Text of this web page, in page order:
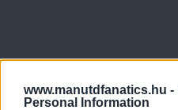
www.manutdfanatics.hu -
Personal Information